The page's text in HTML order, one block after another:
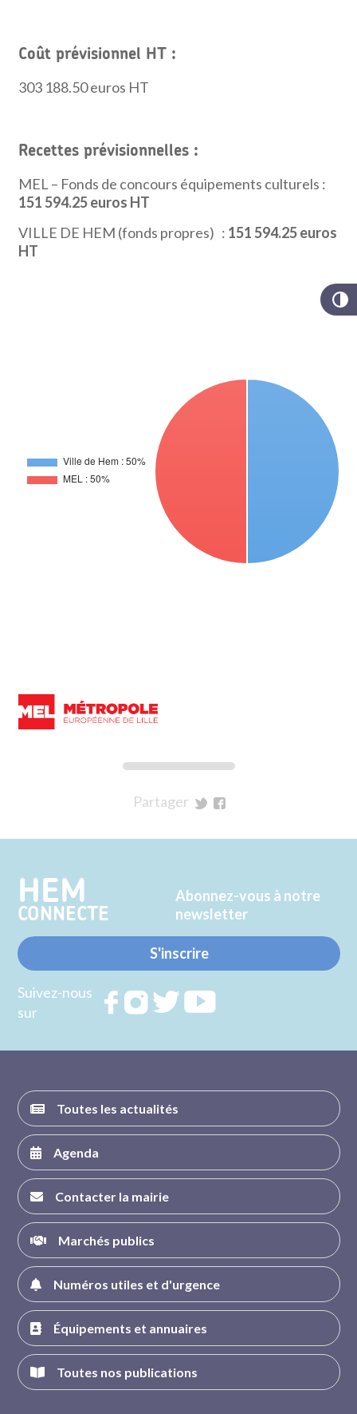
Coût prévisionnel HT:
303 188.50 euros HT
Recettes prévisionnelles :
MEL – Fonds de concours équipements culturels :
151 594.25 euros HT
VILLE DE HEM (fonds propres) : 151 594.25 euros
HT
Partager
Twitter
Facebook
HEM
CONNECTE
Abonnez-vous à notre
newsletter
S'inscrire
Suivez-nous
sur
Rejoignez
RejoignezRejoignez
Toutes les actualités
Agenda
Contacter la mairie
Marchés publics
Numéros utiles et d'urgence
Équipements et annuaires
Toutes nos publications